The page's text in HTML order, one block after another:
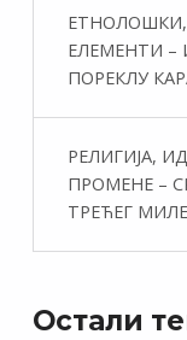
ЕЛЕМЕНТИ –
ПОРЕКЛУ
РЕЛИГИЈА,
ПРОМЕНЕ –
ТРЕЋЕГ
Остали